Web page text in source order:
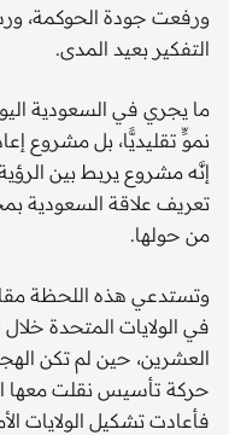
ورفعت جودة الحوكمة،
التفكير بعيد المدى.
ما يجري في السعودية
نموٍّ تقليديًّا، بل مشروع
إنَّه مشروع يربط بين
تعريف علاقة السعودية
من حولها.
وتستدعي هذه اللحظة
في الولايات المتحدة
العشرين، حين لم تكن
حركة تأسيس نقلت معها
فأعادت تشكيل الولايات